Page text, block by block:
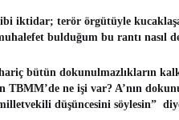
iktidar; terör örgütüyle
bulduğum bu rantı nasıl
bütün dokunulmazlıkların
TBMM’de ne işi var? A’nın
düşüncesini söylesin”